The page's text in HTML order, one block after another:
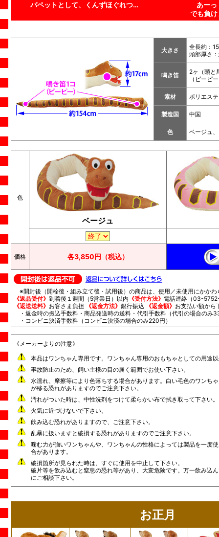
パペットとして、くんずほぐれつ…
あー
でも負
大きさ
全長約：
頭部厚さ
鳴き笛
2ヶ（頭と
（ピーピ
素材 ポリエス
製造国 中国
色 ベージュ
色
ベージュ
価格 各3,850円（税込）
※開封後（開栓後・組み立て後・試用後）の商品は、使用／未使用にかかわ
《返品受付》 到着後１週間（5営業日）以内 《受付方法》 電話連絡（03-
《返送送料》 お客さま負担 《返金方法》 銀行振込 《返金額》 お支払い額から
・返金時の振込手数料・商品発送時の送料・代引手数料（代引の場合のみ
・コンビニ決済手数料（コンビニ決済の場合のみ220円）
《メーカーよりの注意》
本品はワンちゃん専用です。ワンちゃん専用のおもちゃとしての用途
事故防止のため、飼い主様の目の届く範囲でお使い下さい。
水濡れ、摩擦等により色落ちする場合があります。白い毛色のワンち
が移る恐れがありますのでご注意下さい。
汚れがついた時は、中性洗剤をつけて柔らかい布で拭き取って下さい。
火気に近づけないで下さい。
飲み込む恐れがありますので、ご注意下さい。
乱暴に扱いますと破損する恐れがありますのでご注意下さい。
噛む力が強いワンちゃんや、ワンちゃんの性格によっては製品を一度
合があります。
破損箇所が見られた時は、すぐに使用を中止して下さい。
破片等を飲み込むと窒息の恐れ等があり、大変危険です。万一飲み込
にご相談下さい。
お正月